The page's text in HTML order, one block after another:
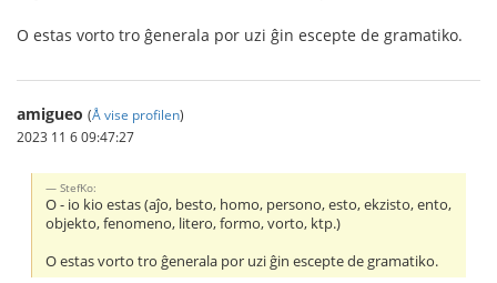
O estas vorto tro ĝenerala por uzi ĝin escepte de gramatiko.
amigueo (Å vise profilen)
2023 11 6 09:47:27
StefKo:
O - io kio estas (aĵo, besto, homo, persono, esto, ekzisto, ento,
objekto, fenomeno, litero, formo, vorto, ktp.)
O estas vorto tro ĝenerala por uzi ĝin escepte de gramatiko.